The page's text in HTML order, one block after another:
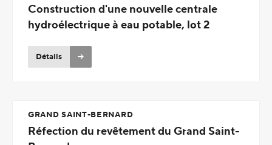
Construction d'une nouvelle centrale
hydroélectrique à eau potable, lot 2
Détails
GRAND SAINT-BERNARD
Réfection du revêtement du Grand Saint-